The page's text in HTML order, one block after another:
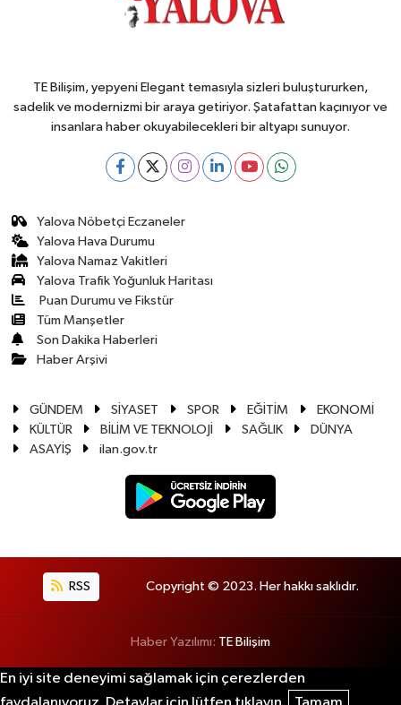
TE Bilişim, yepyeni Elegant temasıyla sizleri buluştururken,
sadelik ve modernizmi bir araya getiriyor. Şatafattan kaçınıyor ve
insanlara haber okuyabilecekleri bir altyapı sunuyor.
Yalova Nöbetçi Eczaneler
Yalova Hava Durumu
Yalova Namaz Vakitleri
Yalova Trafik Yoğunluk Haritası
Puan Durumu ve Fikstür
Tüm Manşetler
Son Dakika Haberleri
Haber Arşivi
GÜNDEM SİYASET SPOR EĞİTİM
EKONOMİ
KÜLTÜR
BİLİM VE TEKNOLOJİ SAĞLIK
DÜNYA
ASAYİŞ
ilan.gov.tr
RSS Copyright © 2023. Her hakkı saklıdır.
Haber Yazılımı: TE Bilişim
En iyi site deneyimi sağlamak için çerezlerden